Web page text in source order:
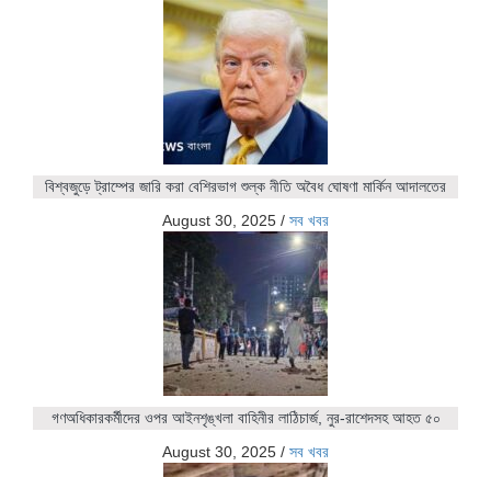
বিশ্বজুড়ে ট্রাম্পের জারি করা বেশিরভাগ শুল্ক নীতি অবৈধ ঘোষণা মার্কিন আদালতের
August 30, 2025 / সব খবর
গণঅধিকারকর্মীদের ওপর আইনশৃঙ্খলা বাহিনীর লাঠিচার্জ, নুর-রাশেদসহ আহত ৫০
August 30, 2025 / সব খবর